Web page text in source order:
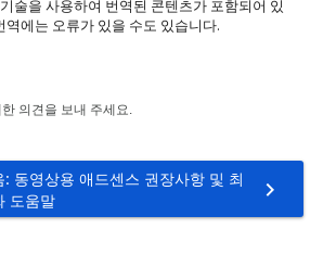
술을 사용하여 번역된 콘텐츠가 포함되어 있
역에는 오류가 있을 수도 있습니다.
의견을 보내 주세요.
: 동영상용 애드센스 권장사항 및 최
도움말